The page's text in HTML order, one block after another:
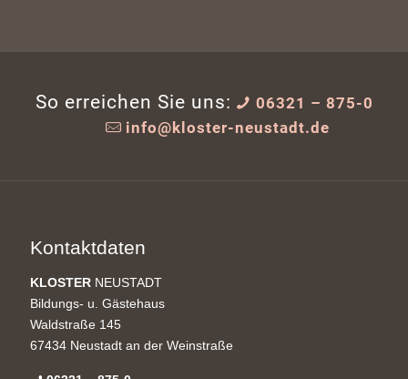
So erreichen Sie uns:
06321 – 875-0
info@kloster-neustadt.de
Kontaktdaten
KLOSTER NEUSTADT
Bildungs- u. Gästehaus
Waldstraße 145
67434 Neustadt an der Weinstraße